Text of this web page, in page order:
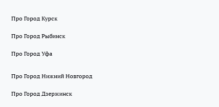
Про Город Курск
Про Город Рыбинск
Про Город Уфа
Про Город Нижний Новгород
Про Город Дзержинск